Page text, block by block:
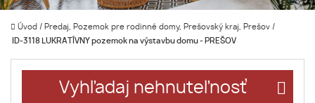
Úvod / Predaj, Pozemok pre rodinné domy, Prešovský kraj, Prešov /
ID-3118 LUKRATÍVNY pozemok na výstavbu domu - PREŠOV
Vyhľadaj nehnuteľnosť